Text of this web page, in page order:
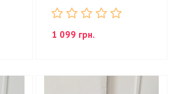
1 099 грн.